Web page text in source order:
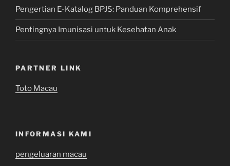
Pengertian E-Katalog BPJS: Panduan Komprehensif
Pentingnya Imunisasi untuk Kesehatan Anak
PARTNER LINK
Toto Macau
INFORMASI KAMI
pengeluaran macau